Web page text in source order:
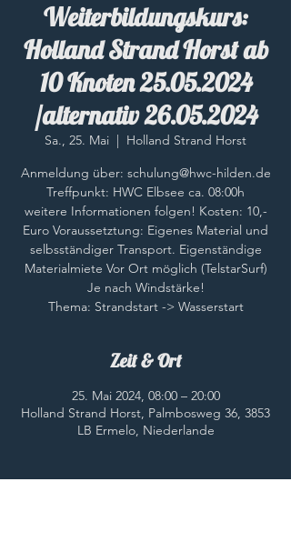
Weiterbildungskurs:
Holland Strand Horst ab
10 Knoten 25.05.2024
/alternativ 26.05.2024
Sa., 25. Mai
  |
Holland Strand Horst
Anmeldung über: schulung@hwc-hilden.de
Treffpunkt: HWC Elbsee ca. 08:00h
weitere Informationen folgen! Kosten: 10,-
Euro Voraussetztung: Eigenes Material und
selbsständiger Transport. Eigenständige
Materialmiete Vor Ort möglich (TelstarSurf)
Je nach Windstärke!
Thema: Strandstart -> Wasserstart
Zeit & Ort
25. Mai 2024, 08:00 – 20:00
Holland Strand Horst, Palmbosweg 36, 3853
LB Ermelo, Niederlande